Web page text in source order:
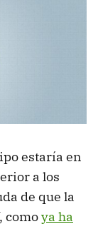
estaría en
a los
de que la
, comoya ha